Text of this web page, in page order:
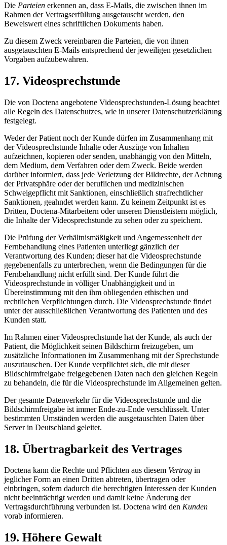
Die Parteien erkennen an, dass E-Mails, die zwischen ihnen im
Rahmen der Vertragserfüllung ausgetauscht werden, den
Beweiswert eines schriftlichen Dokuments haben.
Zu diesem Zweck vereinbaren die Parteien, die von ihnen
ausgetauschten E-Mails entsprechend der jeweiligen gesetzlichen
Vorgaben aufzubewahren.
17. Videosprechstunde
Die von Doctena angebotene Videosprechstunden-Lösung beachtet
alle Regeln des Datenschutzes, wie in unserer Datenschutzerklärung
festgelegt.
Weder der Patient noch der Kunde dürfen im Zusammenhang mit
der Videosprechstunde Inhalte oder Auszüge von Inhalten
aufzeichnen, kopieren oder senden, unabhängig von den Mitteln,
dem Medium, dem Verfahren oder dem Zweck. Beide werden
darüber informiert, dass jede Verletzung der Bildrechte, der Achtung
der Privatsphäre oder der beruflichen und medizinischen
Schweigepflicht mit Sanktionen, einschließlich strafrechtlicher
Sanktionen, geahndet werden kann. Zu keinem Zeitpunkt ist es
Dritten, Doctena-Mitarbeitern oder unseren Dienstleistern möglich,
die Inhalte der Videosprechstunde zu sehen oder zu speichern.
Die Prüfung der Verhältnismäßigkeit und Angemessenheit der
Fernbehandlung eines Patienten unterliegt gänzlich der
Verantwortung des Kunden; dieser hat die Videosprechstunde
gegebenenfalls zu unterbrechen, wenn die Bedingungen für die
Fernbehandlung nicht erfüllt sind. Der Kunde führt die
Videosprechstunde in völliger Unabhängigkeit und in
Übereinstimmung mit den ihm obliegenden ethischen und
rechtlichen Verpflichtungen durch. Die Videosprechstunde findet
unter der ausschließlichen Verantwortung des Patienten und des
Kunden statt.
Im Rahmen einer Videosprechstunde hat der Kunde, als auch der
Patient, die Möglichkeit seinen Bildschirm freizugeben, um
zusätzliche Informationen im Zusammenhang mit der Sprechstunde
auszutauschen. Der Kunde verpflichtet sich, die mit dieser
Bildschirmfreigabe freigegebenen Daten nach den gleichen Regeln
zu behandeln, die für die Videosprechstunde im Allgemeinen gelten.
Der gesamte Datenverkehr für die Videosprechstunde und die
Bildschirmfreigabe ist immer Ende-zu-Ende verschlüsselt. Unter
bestimmten Umständen werden die ausgetauschten Daten über
Server in Deutschland geleitet.
18. Übertragbarkeit des Vertrages
Doctena kann die Rechte und Pflichten aus diesem Vertrag in
jeglicher Form an einen Dritten abtreten, übertragen oder
einbringen, sofern dadurch die berechtigten Interessen der Kunden
nicht beeinträchtigt werden und damit keine Änderung der
Vertragsdurchführung verbunden ist. Doctena wird den Kunden
vorab informieren.
19. Höhere Gewalt